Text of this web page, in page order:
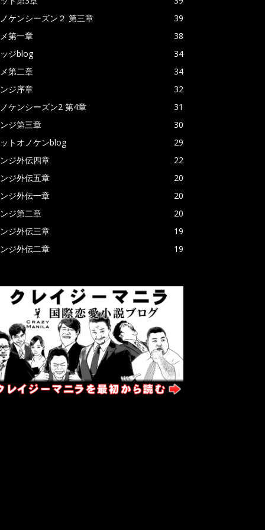
ケンシーズン２ 第三章
39
第一章
38
ジblog
34
第二章
34
ジ序章
32
ケンシーズン2 第4章
31
ジ第三章
30
トオノケンblog
29
ジ外伝四章
22
ジ外伝五章
20
ジ外伝一章
20
ジ第二章
20
ジ外伝三章
19
ジ外伝二章
19